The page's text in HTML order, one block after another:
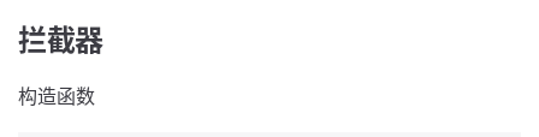
拦截器
构造函数